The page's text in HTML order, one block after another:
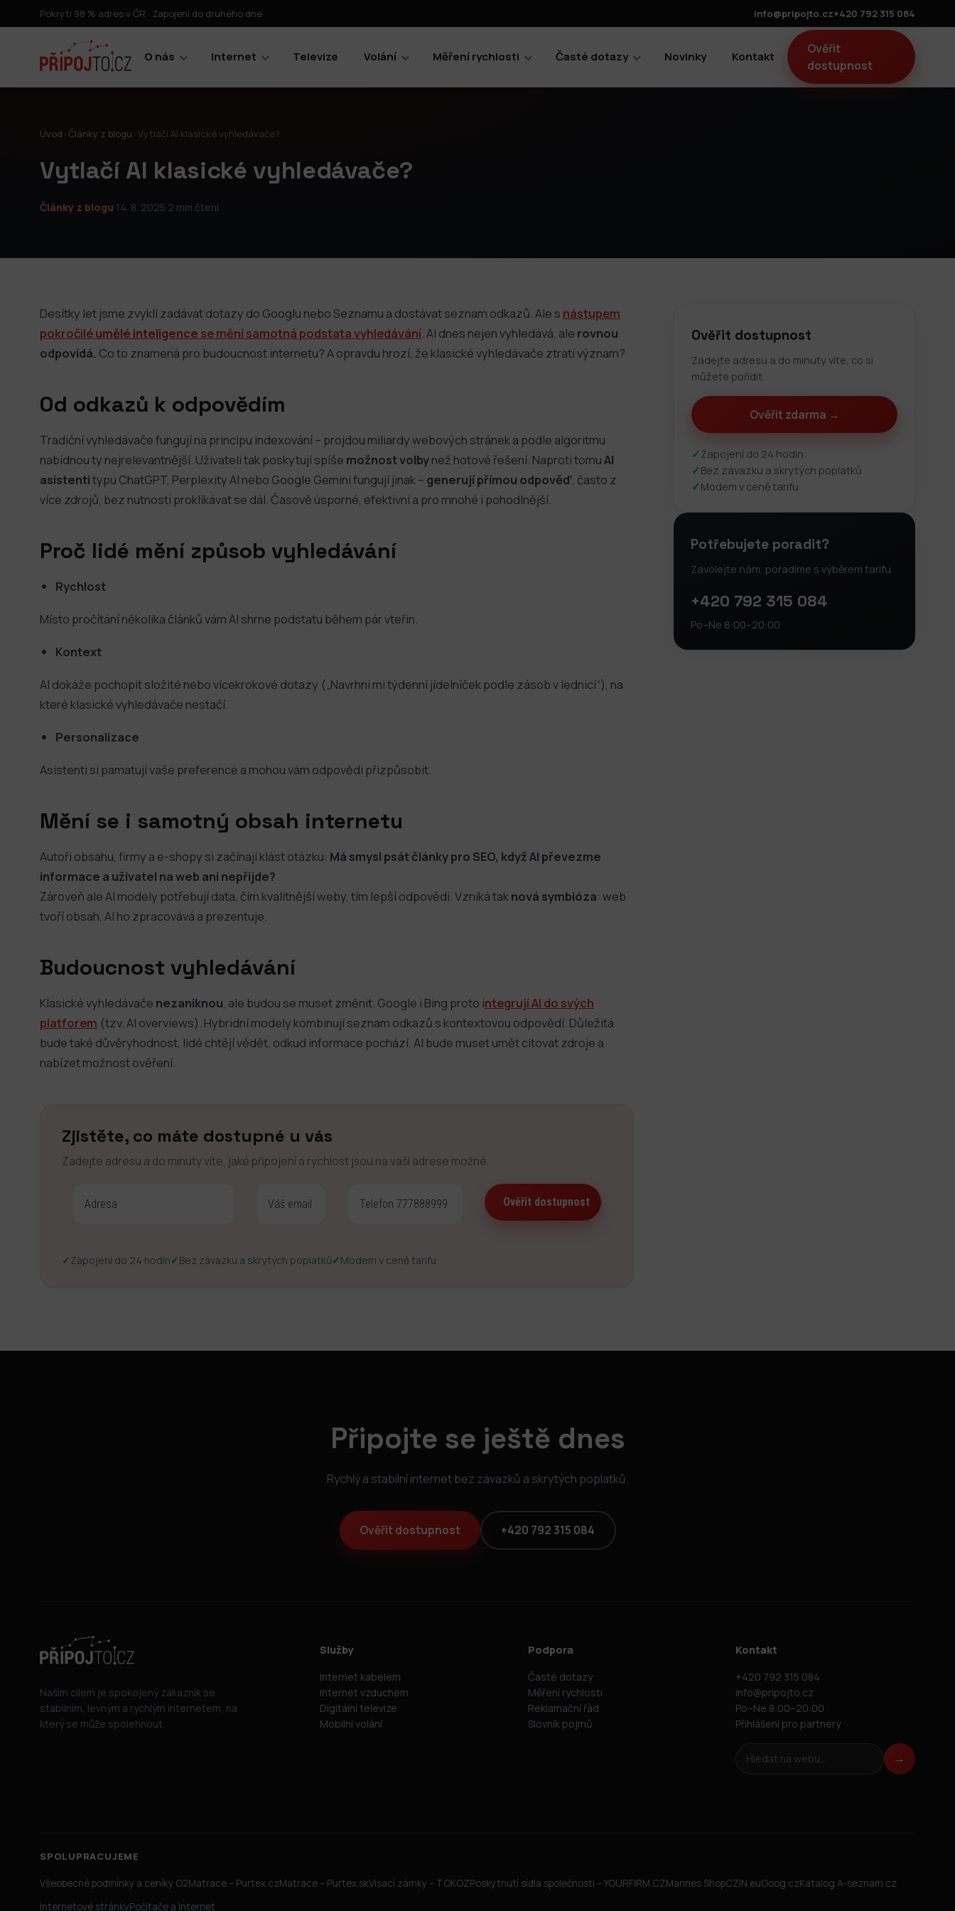
Pokrytí 98 % adres v ČR · Zapojení do druhého dne info@pripojto.cz+420 792 315 084
O nás Internet Televize Volání Měření rychlosti Časté dotazy Novinky Kontakt
Ověřit
dostupnost
Úvod Články z blogu Vytlačí AI klasické vyhledávače?
Vytlačí AI klasické vyhledávače?
Články z blogu·14. 8. 2025·2 min čtení
Desítky let jsme zvyklí zadávat dotazy do Googlu nebo Seznamu a dostávat seznam odkazů. Ale s nástupem
pokročiléumělé inteligence se mění samotná podstata vyhledávání . AI dnes nejen vyhledává, ale rovnou
odpovídá. Co to znamená pro budoucnost internetu? A opravdu hrozí, že klasické vyhledávače ztratí význam?
Od odkazů k odpovědím
Tradiční vyhledávače fungují na principu indexování – projdou miliardy webových stránek a podle algoritmu
nabídnou ty nejrelevantnější. Uživateli tak poskytují spíše možnost volbynež hotové řešení. Naproti tomuAI
asistentitypu ChatGPT, Perplexity AI nebo Google Gemini fungují jinak – generují přímou odpověď , často z
více zdrojů, bez nutnosti proklikávat se dál. Časově úsporné, efektivní a pro mnohé i pohodlnější.
Proč lidé mění způsob vyhledávání
Rychlost
Místo pročítání několika článků vám AI shrne podstatu během pár vteřin.
Kontext
AI dokáže pochopit složité nebo vícekrokové dotazy („Navrhni mi týdenní jídelníček podle zásob v lednici“), na
které klasické vyhledávače nestačí.
Personalizace
Asistenti si pamatují vaše preference a mohou vám odpovědi přizpůsobit.
Mění se i samotný obsah internetu
Autoři obsahu, firmy a e-shopy si začínají klást otázku: Má smysl psát články pro SEO, když AI převezme
informace a uživatel na web ani nepřijde?
Zároveň ale AI modely potřebují data, čím kvalitnější weby, tím lepší odpovědi. Vzniká tak nová symbióza: web
tvoří obsah, AI ho zpracovává a prezentuje.
Budoucnost vyhledávání
Klasické vyhledávače nezaniknou , ale budou se muset změnit. Google i Bing proto integrují AI do svých
platforem (tzv. AI overviews). Hybridní modely kombinují seznam odkazů s kontextovou odpovědí. Důležitá
bude také důvěryhodnost, lidé chtějí vědět, odkud informace pochází. AI bude muset umět citovat zdroje a
nabízet možnost ověření.
Zjistěte, co máte dostupné u vás
Zadejte adresu a do minuty víte, jaké připojení a rychlost jsou na vaší adrese možné.
✓Zapojení do 24 hodin✓Bez závazku a skrytých poplatků✓Modem v ceně tarifu
Ověřit dostupnost
Zadejte adresu a do minuty víte, co si
můžete pořídit.
Ověřit zdarma →
✓Zapojení do 24 hodin
✓Bez závazku a skrytých poplatků
✓Modem v ceně tarifu
Potřebujete poradit?
Zavolejte nám, poradíme s výběrem tarifu.
+420 792 315 084
Po–Ne 8:00–20:00
Připojte se ještě dnes
Rychlý a stabilní internet bez závazků a skrytých poplatků.
Ověřit dostupnost +420 792 315 084
Naším cílem je spokojený zákazník se
stabilním, levným a rychlým internetem, na
který se může spolehnout.
Služby
Internet kabelem
Internet vzduchem
Digitální televize
Mobilní volání
Podpora
Časté dotazy
Měření rychlosti
Reklamační řád
Slovník pojmů
Kontakt
+420 792 315 084
info@pripojto.cz
Po–Ne 8:00–20:00
Přihlášení pro partnery
Hledat na webu →
SPOLUPRACUJEME
Všeobecné podmínky a ceníky O2Matrace – Purtex.czMatrace – Purtex.skVisací zámky – TOKOZPoskytnutí sídla společnosti – YOURFIRM.CZMarines ShopCZIN.euGoog.czKatalog A-seznam.cz
Internetové stránkyPočítače a Internet